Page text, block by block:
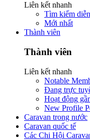
Liên kết nhanh
Tìm kiếm
Mới nhất
Thành viên
Thành viên
Liên kết nhanh
Notable
Đang trực
Hoạt động
New Profile
Caravan trong nước
Caravan quốc tế
Các Chi Hội